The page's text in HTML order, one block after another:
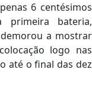
6 centésimos
bateria,
a mostrar
logo nas
até o final das dez